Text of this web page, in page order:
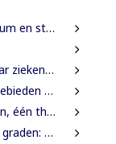
veteraan’
discotheek
belang
thuis
in Suriname